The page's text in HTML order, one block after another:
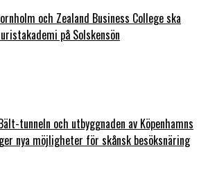
och Zealand Business College ska
på Solskensön
tunneln och utbyggnaden av Köpenhamns
nya möjligheter för skånsk besöksnäring